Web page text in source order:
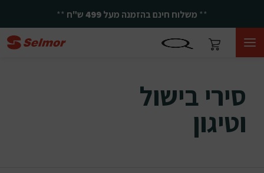
** משלוח חינם בהזמנה מעל499ש"ח **
סירי בישול
וטיגון